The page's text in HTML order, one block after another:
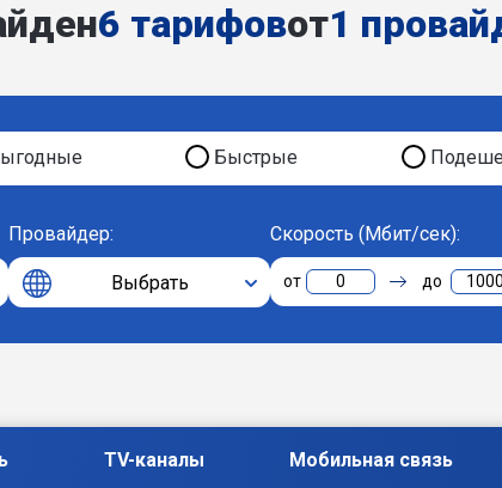
6 тарифовот1
Быстрые
Провайдер:
Выбрать
Скорость (Мбит/сек):
0 1000
TV-каналы Мобильная связь